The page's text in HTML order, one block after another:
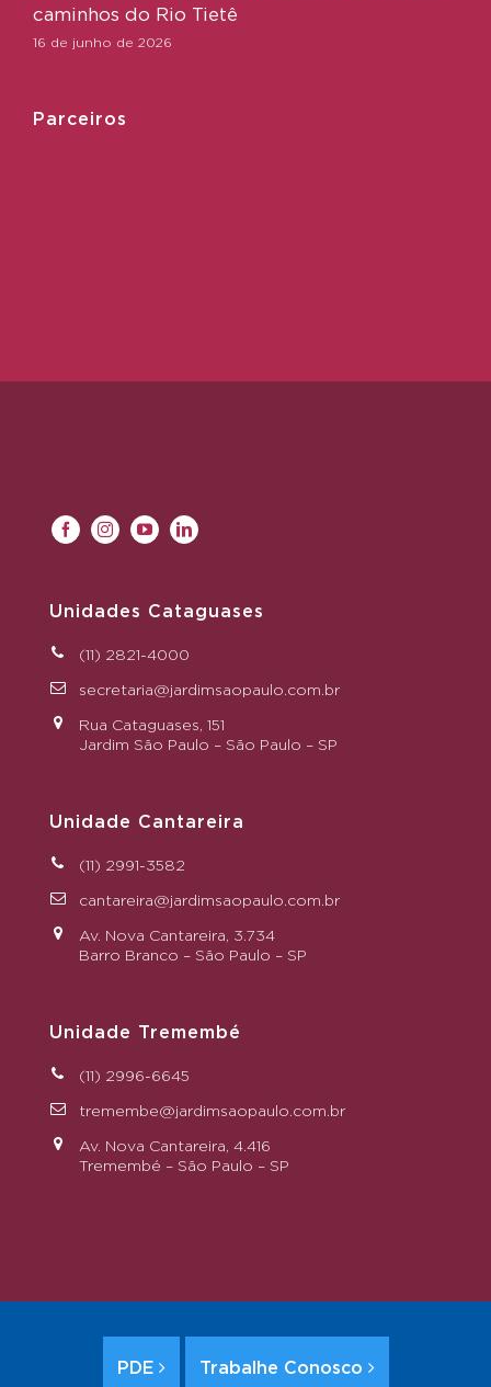
caminhos do Rio Tietê
16 de junho de 2026
Parceiros
Unidades Cataguases
(11) 2821-4000
secretaria@jardimsaopaulo.com.br
Rua Cataguases, 151
Jardim São Paulo – São Paulo – SP
Unidade Cantareira
(11) 2991-3582
cantareira@jardimsaopaulo.com.br
Av. Nova Cantareira, 3.734
Barro Branco – São Paulo – SP
Unidade Tremembé
(11) 2996-6645
tremembe@jardimsaopaulo.com.br
Av. Nova Cantareira, 4.416
Tremembé – São Paulo – SP
PDE Trabalhe Conosco